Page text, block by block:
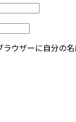
ウザーに自分の